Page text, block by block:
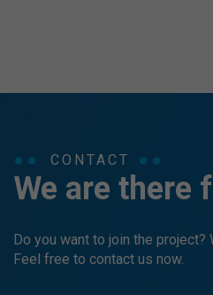
CONTACT
We are there
Do you want to join the project?
Feel free to contact us now.